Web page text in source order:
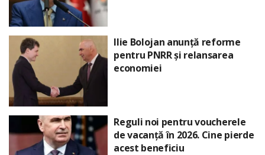
Ilie Bolojan anunță reforme
pentru PNRR și relansarea
economiei
Reguli noi pentru voucherele
de vacanță în 2026. Cine pierde
acest beneficiu